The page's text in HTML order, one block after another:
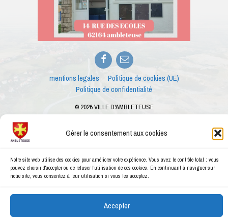
Gérer le consentement aux cookies
Notre site web utilise des cookies pour améliorer votre expérience. Vous avez le contrôle total : vous
pouvez choisir d'accepter ou de refuser l'utilisation de ces cookies. En continuant à naviguer sur
notre site, vous consentez à leur utilisation si vous les acceptez.
Accepter
Facebook
E-
mail
mentions legales
Politique de cookies (UE)
Politique de confidentialité
© 2026 VILLE D'AMBLETEUSE
Merci àAnthony Barrypour les photos
Ce site internet est créé dans le cadre des ateliers numériques proposés par le
conseiller numérique de la ville d'Ambleteuse